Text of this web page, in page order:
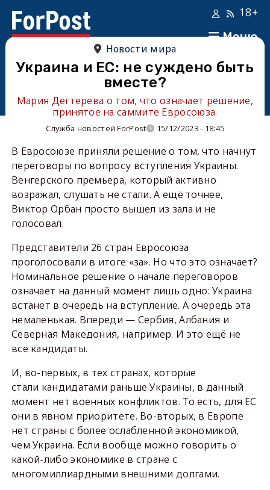
Меню
18+
Новости мира
Украина и ЕС: не суждено быть
вместе?
Мария Дегтерева о том, что означает решение,
принятое на саммите Евросоюза.
Служба новостей ForPost 15/12/2023 - 18:45
В Евросоюзе приняли решение о том, что начнут
переговоры по вопросу вступления Украины.
Венгерского премьера, который активно
возражал, слушать не стали. А ещё точнее,
Виктор Орбан просто вышел из зала и не
голосовал.
Представители 26 стран Евросоюза
проголосовали в итоге «за». Но что это означает?
Номинальное решение о начале переговоров
означает на данный момент лишь одно: Украина
встанет в очередь на вступление. А очередь эта
немаленькая. Впереди — Сербия, Албания и
Северная Македония, например. И это ещё не
все кандидаты.
И, во-первых, в тех странах, которые
стали кандидатами раньше Украины, в данный
момент нет военных конфликтов. То есть, для ЕС
они в явном приоритете. Во-вторых, в Европе
нет страны с более ослабленной экономикой,
чем Украина. Если вообще можно говорить о
какой-либо экономике в стране с
многомиллиардными внешними долгами.